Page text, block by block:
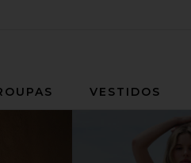
VESTIDOS